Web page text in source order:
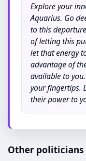
Explore your
Aquarius. Go
to this
of letting this
let that energy
advantage of
available to
your fingertips.
their power to
Other politicians